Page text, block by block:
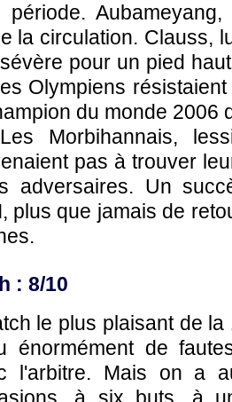
Aubameyang,
la circulation. Clauss,
pour un pied
Olympiens
du monde 2006
Morbihannais,
pas à trouver
adversaires. Un
plus que jamais de
: 8/10
le plus plaisant de
de
l'arbitre. Mais on a